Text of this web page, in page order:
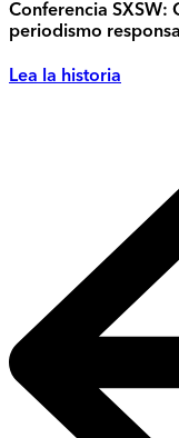
Conferencia SXSW:
periodismo
Lea la historia